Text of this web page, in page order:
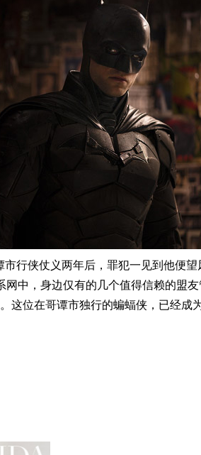
行侠仗义两年后，罪犯一见到他便望
中，身边仅有的几个值得信赖的盟友
这位在哥谭市独行的蝙蝠侠，已经成